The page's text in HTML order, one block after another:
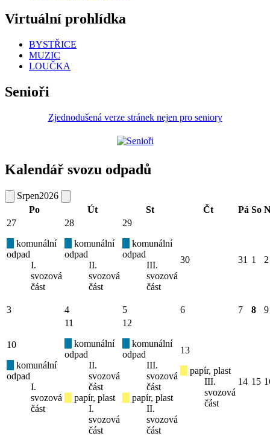
Virtuální prohlídka
BYSTŘICE
MUZIC
LOUČKA
Senioři
Zjednodušená verze stránek nejen pro seniory
Kalendář svozu odpadů
Srpen2026
Po
Út St Čt Pá So
27
komunální
odpad
I.
svozová
část
28
komunální
odpad
II.
svozová
část
29
komunální
odpad
III.
svozová
část
30 31 1 2
3 4 5 6 7 8 9
10
komunální
odpad
I.
svozová
část
11
komunální
odpad
II.
svozová
část
papír, plast
I.
svozová
část
12
komunální
odpad
III.
svozová
část
papír, plast
II.
svozová
část
13
papír, plast
III.
svozová
část
14 15